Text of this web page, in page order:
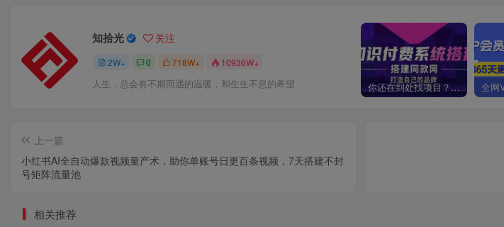
知拾光 关注
2W+ 0 718W+ 10936W+
人生，总会有不期而遇的温暖，和生生不息的希望 你还在到处找项目？还在当韭菜？我靠卖项目一个月收入5万+，曾经我也是个失败者。
上一篇
小红书AI全自动爆款视频量产术，助你单账号日更百条视频，7天搭建不封
号矩阵流量池
相关推荐